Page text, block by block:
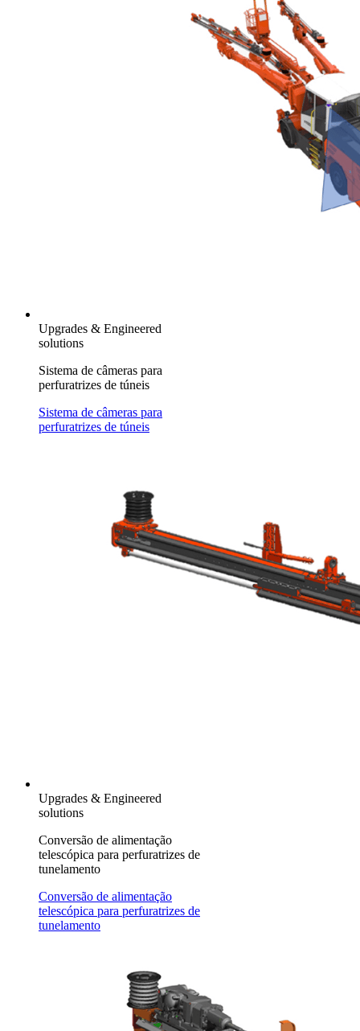
Upgrades & Engineered
solutions
Sistema de câmeras para
perfuratrizes de túneis
Sistema de câmeras para
perfuratrizes de túneis
Upgrades & Engineered
solutions
Conversão de alimentação
telescópica para perfuratrizes de
tunelamento
Conversão de alimentação
telescópica para perfuratrizes de
tunelamento